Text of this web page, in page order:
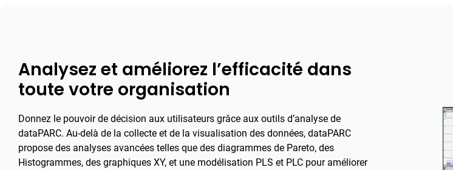
Analysez et améliorez l’efficacité dans
toute votre organisation
Donnez le pouvoir de décision aux utilisateurs grâce aux outils d’analyse de
dataPARC. Au-delà de la collecte et de la visualisation des données, dataPARC
propose des analyses avancées telles que des diagrammes de Pareto, des
Histogrammes, des graphiques XY, et une modélisation PLS et PLC pour améliorer